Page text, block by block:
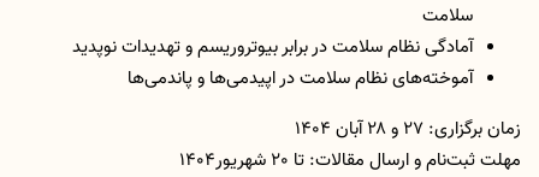
سلامت
آمادگی نظام سلامت در برابر بیوتروریسم و تهدیدات نوپدید
آموخته‌های نظام سلامت در اپیدمی‌ها و پاندمی‌ها
زمان برگزاری: ۲۷ و ۲۸ آبان ۱۴۰۴
مهلت ثبت‌نام و ارسال مقالات: تا 20 شهریور۱۴۰۴